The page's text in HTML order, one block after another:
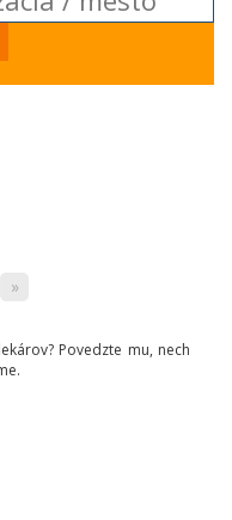
»
Povedzte mu, nech